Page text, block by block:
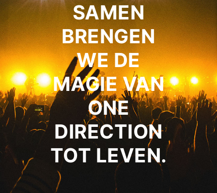
SAMEN
BRENGEN
WE DE
MAGIE VAN
ONE
DIRECTION
TOT LEVEN.